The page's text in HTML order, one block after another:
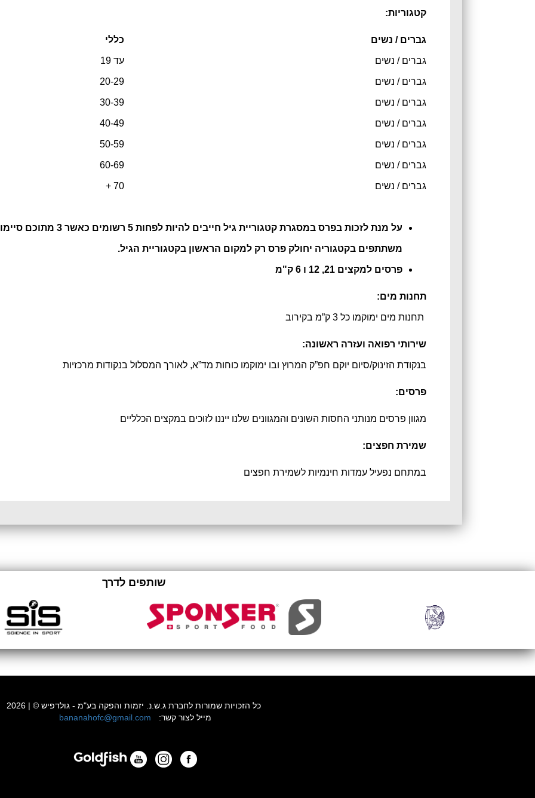
קטגוריות:
גברים / נשים כללי
גברים / נשים עד 19
גברים / נשים 20-29
גברים / נשים 30-39
גברים / נשים 40-49
גברים / נשים 50-59
גברים / נשים 60-69
גברים / נשים 70 +
על מנת לזכות בפרס במסגרת
משתתפים בקטגוריה יחולק פרס רק למקום הראשון בקטגוריית הגיל.
פרסים למקצים 21, 12 ו 6 ק"מ
תחנות מים:
תחנות מים ימוקמו כל 3 ק”מ בקירוב
שירותי רפואה ועזרה ראשונה:
בנקודת הזינוק/סיום יוקם חפ”ק המרוץ ובו ימוקמו כוחות מד”א, לאורך המסלול בנקודות מרכזיות
פרסים:
מגוון פרסים מנותני החסות השונים והמגוונים שלנו ייננו לזוכים במקצים הכלליים
שמירת חפצים:
במתחם נפעיל עמדות חינמיות לשמירת חפצים
שותפים לדרך
כל הזכויות שמורות לחברת ג.ש.נ. יזמות והפקה בע"מ - גולדפיש © | 2026
bananahofc@gmail.com
:מייל לצור קשר